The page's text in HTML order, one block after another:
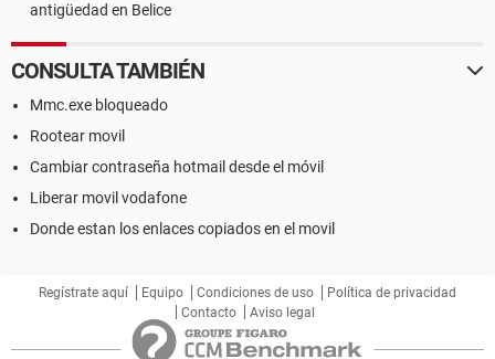
antigüedad en Belice
CONSULTA TAMBIÉN
Mmc.exe bloqueado
Rootear movil
Cambiar contraseña hotmail desde el móvil
Liberar movil vodafone
Donde estan los enlaces copiados en el movil
Regístrate aquí Equipo Condiciones de uso
Política de privacidad
Contacto
Aviso legal